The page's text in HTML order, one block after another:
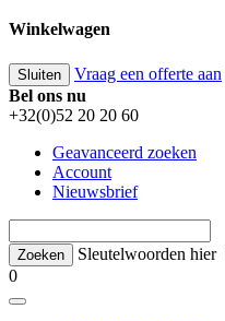
Winkelwagen
Sluiten Vraag een offerte aan
Bel ons nu
+32(0)52 20 20 60
Geavanceerd zoeken
Account
Nieuwsbrief
Sleutelwoorden hier
0